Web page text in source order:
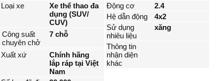
Loại xe
Xe thể thao đa
dụng (SUV/
CUV)
Công suất
chuyên chở
7 chỗ
Xuất xứ
Chính hãng
lắp ráp tại Việt
Nam
Động cơ
2.4
Hệ dẫn động
4x2
Sử dụng
nhiêu liệu
xăng
Thông tin
nhận diện
khác